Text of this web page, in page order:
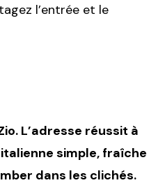
l’entrée et le
L’adresse réussit à
simple, fraîche
dans les clichés.